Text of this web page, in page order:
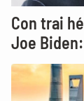
Con trai
Joe